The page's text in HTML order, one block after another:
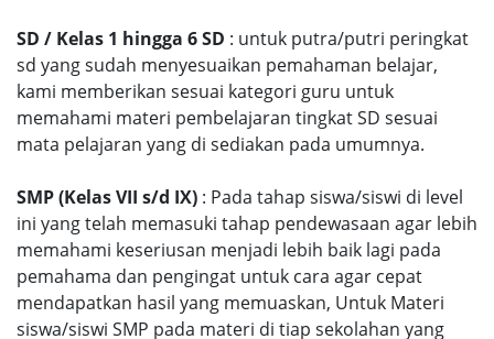
SD / Kelas 1 hingga 6 SD : untuk putra/putri peringkat
sd yang sudah menyesuaikan pemahaman belajar,
kami memberikan sesuai kategori guru untuk
memahami materi pembelajaran tingkat SD sesuai
mata pelajaran yang di sediakan pada umumnya.
SMP (Kelas VII s/d IX) : Pada tahap siswa/siswi di level
ini yang telah memasuki tahap pendewasaan agar lebih
memahami keseriusan menjadi lebih baik lagi pada
pemahama dan pengingat untuk cara agar cepat
mendapatkan hasil yang memuaskan, Untuk Materi
siswa/siswi SMP pada materi di tiap sekolahan yang